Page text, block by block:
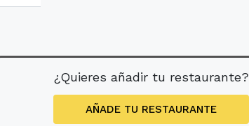
¿Quieres añadir tu restaurante?
AÑADE TU RESTAURANTE